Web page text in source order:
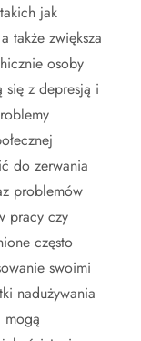
jak
także zwiększa
osoby
się z depresją i
do zerwania
problemów
pracy czy
często
swoimi
nadużywania
mogą